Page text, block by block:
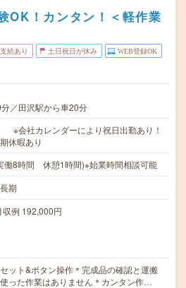
OK！カンタン！＜軽作業
給あり 土日祝日が休み WEB登録OK
／田沢駅から車20分
※会社カレンダーにより祝日出勤あり！
休暇あり
働8時間 休憩1時間)※始業時間相談可能
期
例 192,000円
ット&ボタン操作＊完成品の確認と運搬
った作業はありません＊カンタン作…